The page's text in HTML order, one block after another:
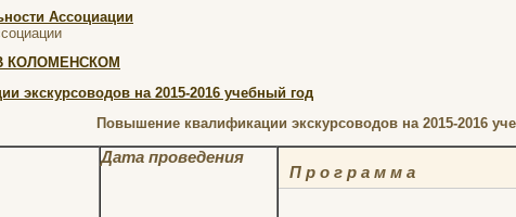
Ассоциации
КОЛОМЕНСКОМ
экскурсоводов на 2015-2016 учебный год
Повышение квалификации экскурсоводов на 2015-2016
Дата проведения
П р о г р а м м а